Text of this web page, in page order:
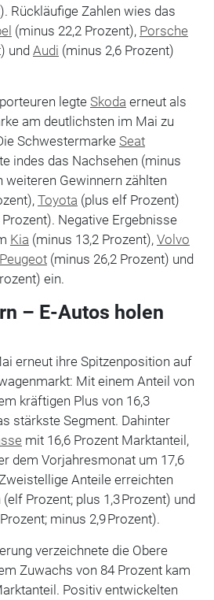
Rückläufige Zahlen wies das
(minus 22,2 Prozent), Porsche
und Audi (minus 2,6 Prozent)
legte Skoda erneut als
am deutlichsten im Mai zu
Schwestermarke Seat
indes das Nachsehen (minus
weiteren Gewinnern zählten
Toyota (plus elf Prozent)
Prozent). Negative Ergebnisse
Kia (minus 13,2 Prozent), Volvo
Peugeot(minus 26,2 Prozent) und
ein.
– E-Autos holen
erneut ihre Spitzenposition auf
Mit einem Anteil von
kräftigen Plus von 16,3
stärkste Segment. Dahinter
mit 16,6 Prozent Marktanteil,
dem Vorjahresmonat um 17,6
Anteile erreichten
Prozent; plus 1,3 Prozent) und
minus 2,9 Prozent).
verzeichnete die Obere
Zuwachs von 84 Prozent kam
Positiv entwickelten